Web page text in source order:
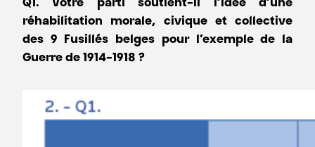
Q1. Votre parti soutient-il l’idée d’une
réhabilitation morale, civique et collective
des 9 Fusillés belges pour l’exemple de la
Guerre de 1914-1918 ?